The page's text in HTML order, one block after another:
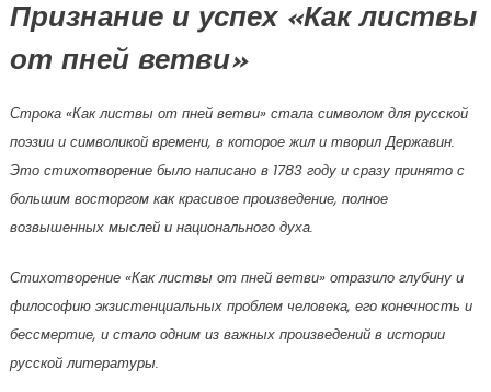
Признание и успех «Как листвы
от пней ветви»
Строка «Как листвы от пней ветви» стала символом для русской
поэзии и символикой времени, в которое жил и творил Державин.
Это стихотворение было написано в 1783 году и сразу принято с
большим восторгом как красивое произведение, полное
возвышенных мыслей и национального духа.
Стихотворение «Как листвы от пней ветви» отразило глубину и
философию экзистенциальных проблем человека, его конечность и
бессмертие, и стало одним из важных произведений в истории
русской литературы.